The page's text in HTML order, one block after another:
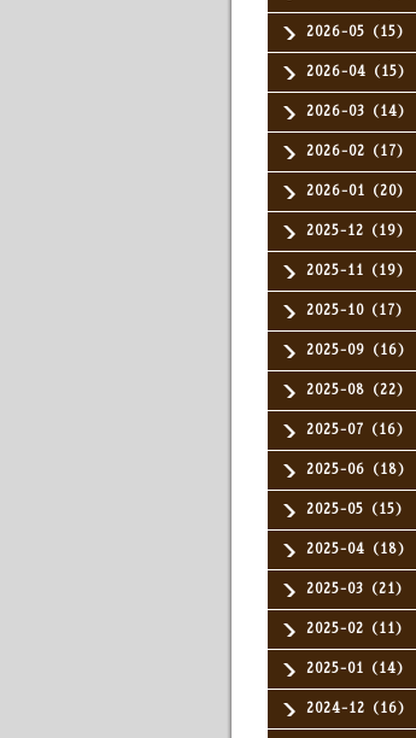
2026-05（15）
2026-04（15）
2026-03（14）
2026-02（17）
2026-01（20）
2025-12（19）
2025-11（19）
2025-10（17）
2025-09（16）
2025-08（22）
2025-07（16）
2025-06（18）
2025-05（15）
2025-04（18）
2025-03（21）
2025-02（11）
2025-01（14）
2024-12（16）